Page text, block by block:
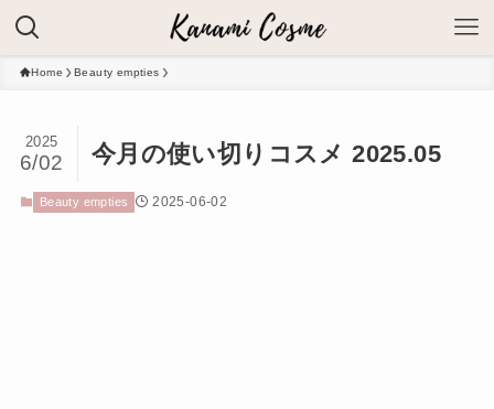
Home Beauty empties
今月の使い切りコスメ 2025.05
2025
6/02
Beauty empties 2025-06-02